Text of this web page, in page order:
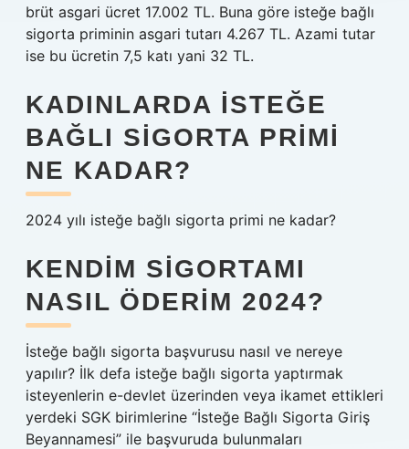
brüt asgari ücret 17.002 TL. Buna göre isteğe bağlı
sigorta priminin asgari tutarı 4.267 TL. Azami tutar
ise bu ücretin 7,5 katı yani 32 TL.
KADINLARDA ISTEĞE
BAĞLI SIGORTA PRIMI
NE KADAR?
2024 yılı isteğe bağlı sigorta primi ne kadar?
KENDIM SIGORTAMI
NASIL ÖDERIM 2024?
İsteğe bağlı sigorta başvurusu nasıl ve nereye
yapılır? İlk defa isteğe bağlı sigorta yaptırmak
isteyenlerin e-devlet üzerinden veya ikamet ettikleri
yerdeki SGK birimlerine “İsteğe Bağlı Sigorta Giriş
Beyannamesi” ile başvuruda bulunmaları